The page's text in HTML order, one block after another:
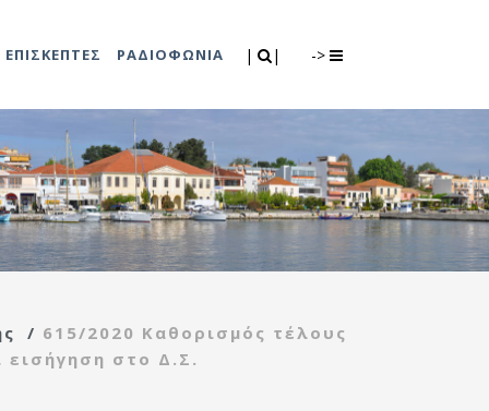
| | ->
Τμήμα Πρόνοιας
Κέντρο
γυναικών
Κέντρο ανοιχτής
εκδηλώσεις
ΕΠΙΣΚΕΠΤΕΣ ΡΑΔΙΟΦΩΝΙΑ
/ 615/2020 Καθορισμός τέλους
εισήγηση στο Δ.Σ.